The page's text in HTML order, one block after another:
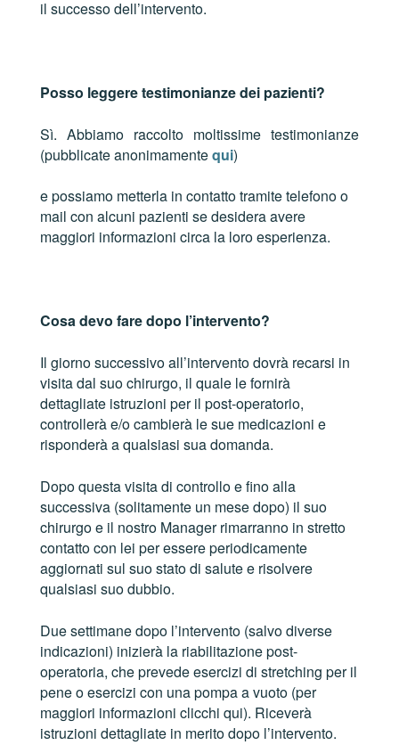
il successo dell’intervento.
Posso leggere testimonianze dei pazienti?
Sì. Abbiamo raccolto moltissime testimonianze
(pubblicate anonimamentequi)
e possiamo metterla in contatto tramite telefono o
mail con alcuni pazienti se desidera avere
maggiori informazioni circa la loro esperienza.
Cosa devo fare dopo l’intervento?
Il giorno successivo all’intervento dovrà recarsi in
visita dal suo chirurgo, il quale le fornirà
dettagliate istruzioni per il post-operatorio,
controllerà e/o cambierà le sue medicazioni e
risponderà a qualsiasi sua domanda.
Dopo questa visita di controllo e fino alla
successiva (solitamente un mese dopo) il suo
chirurgo e il nostro Manager rimarranno in stretto
contatto con lei per essere periodicamente
aggiornati sul suo stato di salute e risolvere
qualsiasi suo dubbio.
Due settimane dopo l’intervento (salvo diverse
indicazioni) inizierà la riabilitazione post-
operatoria, che prevede esercizi di stretching per il
pene o esercizi con una pompa a vuoto (per
maggiori informazioni clicchi qui). Riceverà
istruzioni dettagliate in merito dopo l’intervento.